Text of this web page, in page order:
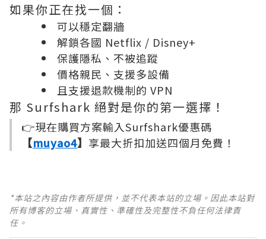
如果你正在找一個：
可以穩定翻牆
解鎖各國 Netflix / Disney+
保護隱私、不被追蹤
價格親民、支援多設備
且支援退款機制的 VPN
那 Surfshark 絕對是你的第一選擇！
👉現在購買方案輸入Surfshark優惠碼
【muyao4】 享最大折扣加送四個月免費！
*本站之內容由作者所提供，並不代表本站的立場。因此本站對
所有博客的立場、真實性、準確性及完整性不負任何法律責
任。